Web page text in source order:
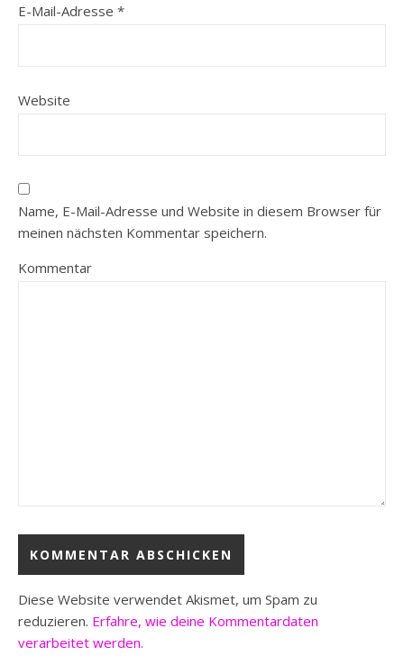
E-Mail-Adresse *
Website
Name, E-Mail-Adresse und Website in diesem Browser für
meinen nächsten Kommentar speichern.
Kommentar
Diese Website verwendet Akismet, um Spam zu
reduzieren. Erfahre, wie deine Kommentardaten
verarbeitet werden.